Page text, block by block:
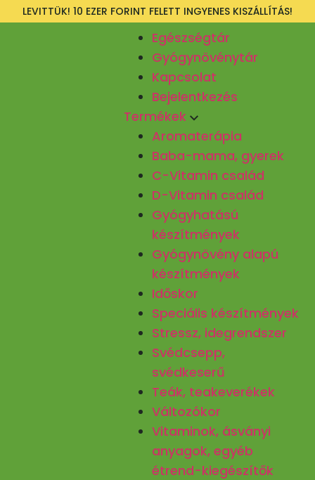
LEVITTÜK! 10 EZER FORINT FELETT INGYENES KISZÁLLÍTÁS!
Egészségtár
Gyógynövénytár
Kapcsolat
Bejelentkezés
Termékek
Aromaterápia
Baba-mama, gyerek
C-Vitamin család
D-Vitamin család
Gyógyhatású
készítmények
Gyógynövény alapú
készítmények
Időskor
Speciális készítmények
Stressz, idegrendszer
Svédcsepp,
svédkeserű
Teák, teakeverékek
Változókor
Vitaminok, ásványi
anyagok, egyéb
étrend-kiegészítők